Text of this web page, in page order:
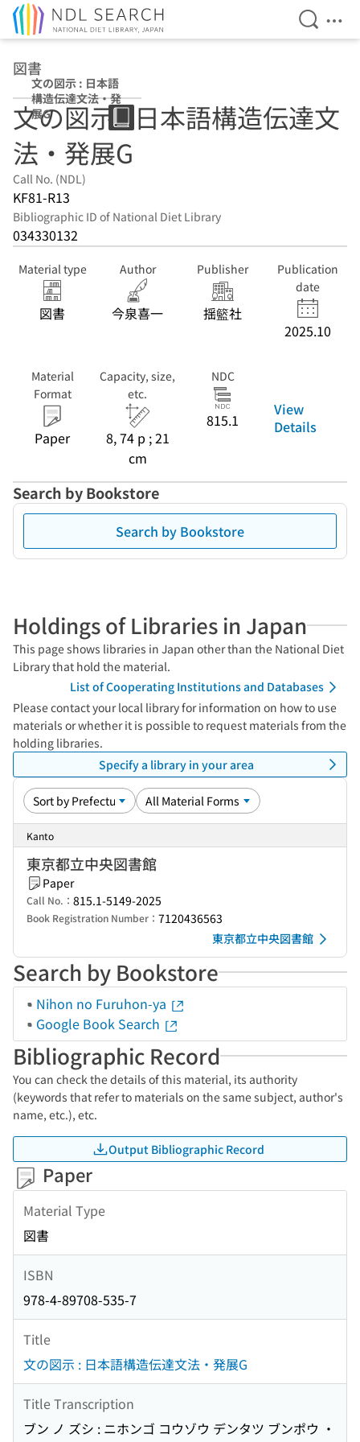
Open
図書
文の図示 : 日本語
構造伝達文法・発
展G
文の図示 : 日本語構造伝達文
法・発展G
Call No. (NDL)
KF81-R13
Bibliographic ID of National Diet Library
034330132
Material type
図書
Author
今泉喜一
Publisher
揺籃社
Publication
date
2025.10
Material
Format
Paper
Capacity, size,
etc.
8, 74 p ; 21
cm
NDC
815.1
View
Details
Search by Bookstore
Search by Bookstore
Holdings of Libraries in Japan
This page shows libraries in Japan other than the National Diet
Library that hold the material.
List of Cooperating Institutions and Databases
Please contact your local library for information on how to use
materials or whether it is possible to request materials from the
holding libraries.
Specify a library in your area
Kanto
東京都立中央図書館
Paper
Call No.： 815.1-5149-2025
Book Registration Number： 7120436563
東京都立中央図書館
Search by Bookstore
Nihon no Furuhon-ya
Google Book Search
Bibliographic Record
You can check the details of this material, its authority
(keywords that refer to materials on the same subject, author's
name, etc.), etc.
Output Bibliographic Record
Paper
Material Type
図書
ISBN
978-4-89708-535-7
Title
文の図示 : 日本語構造伝達文法・発展G
Title Transcription
ブン ノ ズシ : ニホンゴ コウゾウ デンタツ ブンポウ ・